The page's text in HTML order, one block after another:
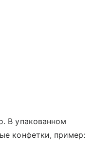
В упакованном
конфетки, пример: